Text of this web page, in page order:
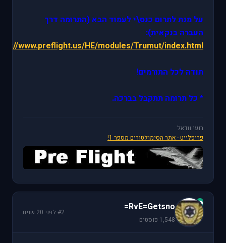
על מנת לתרום כנס\י לעמוד הבא (התרומה דרך
העברה בנקאית):
www.preflight.us/HE/modules/Trumut/index.html
תודה לכל התורמים!
* כל תרומה תתקבל בברכה.
רועי וודאל
פריפלייט - אתר הסימולטורים מספר 1!
R
RvE=Getsno=
1,548 פוסטים
#2
·לפני 20 שנים